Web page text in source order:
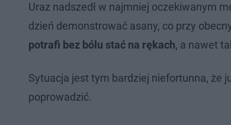
Uraz nadszedł w najmniej oczekiwanym
dzień demonstrować asany, co przy
potrafi bez bólu stać na rękach, a nawet
Sytuacja jest tym bardziej niefortunna, że
poprowadzić.